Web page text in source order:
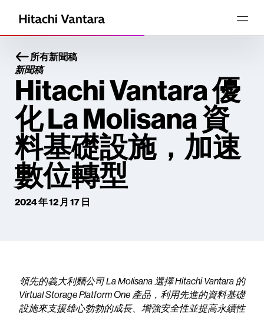
所有新聞稿
新聞稿
Hitachi Vantara 優
化 La Molisana 資
料基礎設施，加速
數位轉型
2024 年 12 月 17 日
領先的義大利麵公司 La Molisana 選擇 Hitachi Vantara 的
Virtual Storage Platform One 產品，利用先進的資料基礎
設施來支援雄心勃勃的成長、增強安全性並提高永續性